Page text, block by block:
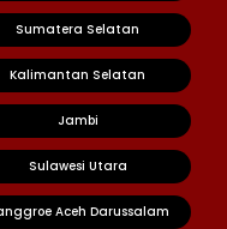
Sumatera Selatan
Kalimantan Selatan
Jambi
Sulawesi Utara
Aceh Darussalam